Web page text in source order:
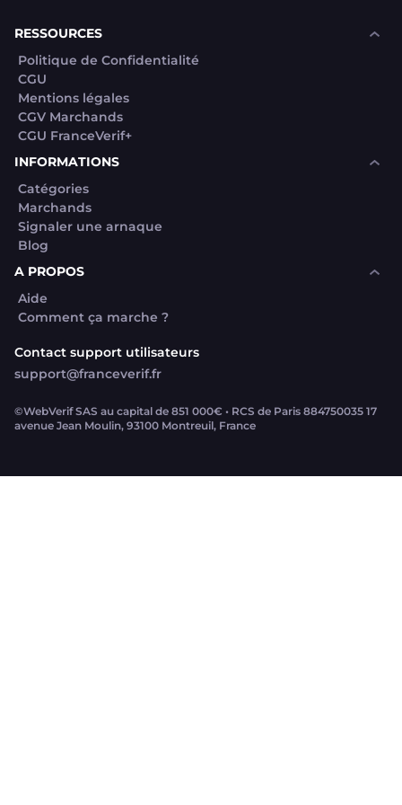
RESSOURCES
Politique de Confidentialité
CGU
Mentions légales
CGV Marchands
CGU FranceVerif+
INFORMATIONS
Catégories
Marchands
Signaler une arnaque
Blog
A PROPOS
Aide
Comment ça marche ?
Contact support utilisateurs
support@franceverif.fr
©WebVerif SAS au capital de 851 000€ • RCS de Paris 884750035 17
avenue Jean Moulin, 93100 Montreuil, France